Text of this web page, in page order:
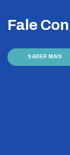
Fale
SABER MAIS